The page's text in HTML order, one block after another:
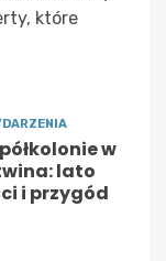
które
w
lato
i przygód